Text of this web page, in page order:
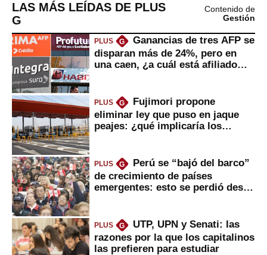
LAS MÁS LEÍDAS DE PLUS
G
Contenido de
Gestión
PLUS G
Ganancias de tres AFP se
disparan más de 24%, pero en
una caen, ¿a cuál está afiliado
PLUS G
Fujimori propone
eliminar ley que puso en jaque
peajes: ¿qué implicaría los
PLUS G
Perú se “bajó del barco”
de crecimiento de países
emergentes: esto se perdió desde
PLUS G
UTP, UPN y Senati: las
razones por la que los capitalinos
las prefieren para estudiar